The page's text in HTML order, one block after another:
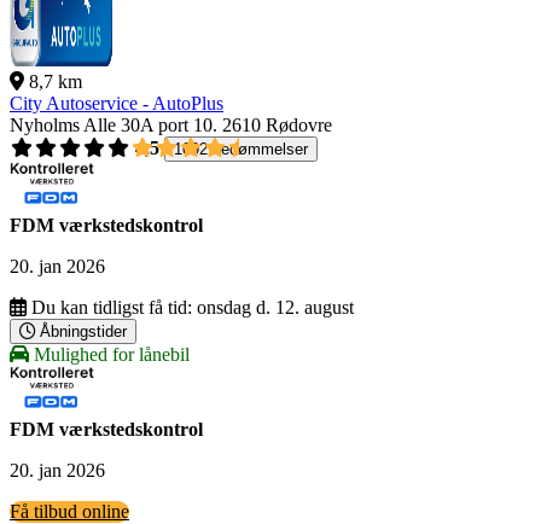
8,7 km
City Autoservice - AutoPlus
Nyholms Alle 30A port 10. 2610 Rødovre
4,5
1092 bedømmelser
FDM værkstedskontrol
20. jan 2026
Du kan tidligst få tid: onsdag d. 12. august
Åbningstider
Mulighed for lånebil
FDM værkstedskontrol
20. jan 2026
Få tilbud online